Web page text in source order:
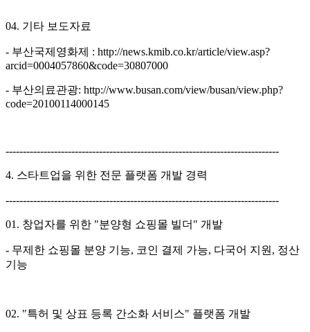
04. 기타 보도자료
- 부산국제영화제 : http://news.kmib.co.kr/article/view.asp?
arcid=0004057860&code=30807000
- 부산의료관광: http://www.busan.com/view/busan/view.php?
code=20100114000145
-------------------------------------------------------------------------------
4. 스타트업을 위한 전문 플랫폼 개발 경력
-------------------------------------------------------------------------------
01. 창업자를 위한 "분양형 쇼핑몰 빌더" 개발
- 무제한 쇼핑몰 분양 기능, 코인 결제 가능, 다국어 지원, 정산
기능
02. "특허 및 상표 등록 간소화 서비스" 플랫폼 개발